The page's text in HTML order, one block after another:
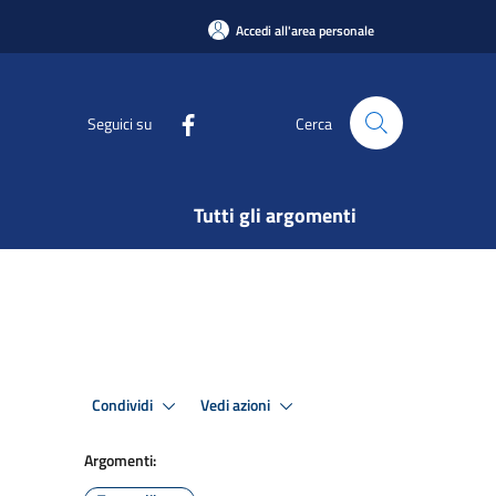
Accedi all'area personale
Seguici su Cerca
Tutti gli argomenti
Condividi Vedi azioni
Argomenti: